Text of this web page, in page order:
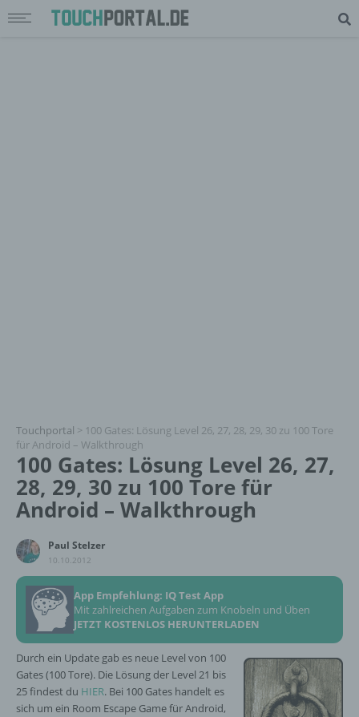
Touchportal > 100 Gates: Lösung Level 26, 27, 28, 29, 30 zu 100 Tore
für Android – Walkthrough
100 Gates: Lösung Level 26, 27,
28, 29, 30 zu 100 Tore für
Android – Walkthrough
Paul Stelzer
10.10.2012
App Empfehlung: IQ Test App
Mit zahlreichen Aufgaben zum Knobeln und Üben
JETZT KOSTENLOS HERUNTERLADEN
Durch ein Update gab es neue Level von 100
Gates (100 Tore). Die Lösung der Level 21 bis
25 findest du HIER. Bei 100 Gates handelt es
sich um ein Room Escape Game für Android,